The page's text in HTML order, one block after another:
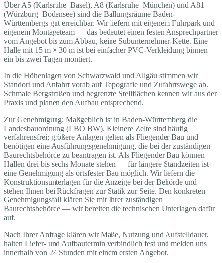
Über A5 (Karlsruhe–Basel), A8 (Karlsruhe–München) und A81
(Würzburg–Bodensee) sind die Ballungsräume Baden-
Württembergs gut erreichbar. Wir liefern mit eigenem Fuhrpark und
eigenem Montageteam — das bedeutet einen festen Ansprechpartner
vom Angebot bis zum Abbau, keine Subunternehmer-Kette. Eine
Halle mit 15 m × 30 m ist bei einfacher PVC-Verkleidung binnen
ein bis zwei Tagen montiert.
In die Höhenlagen von Schwarzwald und Allgäu stimmen wir
Standort und Anfahrt vorab auf Topografie und Zufahrtswege ab.
Schmale Bergstraßen und begrenzte Stellflächen kennen wir aus der
Praxis und planen den Aufbau entsprechend.
Zur Genehmigung: Maßgeblich ist in Baden-Württemberg die
Landesbauordnung (LBO BW). Kleinere Zelte sind häufig
verfahrensfrei; größere Anlagen gelten als Fliegender Bau und
benötigen eine Ausführungsgenehmigung, die bei der zuständigen
Baurechtsbehörde zu beantragen ist. Als Fliegender Bau können
Hallen drei bis sechs Monate stehen — für längere Standzeiten ist
eine Genehmigung als ortsfester Bau möglich. Wir liefern die
Konstruktionsunterlagen für die Anzeige bei der Behörde und
stehen Ihnen bei Rückfragen zur Statik zur Seite. Den konkreten
Genehmigungsfall klären Sie mit Ihrer zuständigen
Baurechtsbehörde — wir bereiten die technischen Unterlagen dafür
auf.
Nach Ihrer Anfrage klären wir Maße, Nutzung und Aufstelldauer,
halten Liefer- und Aufbautermin verbindlich fest und melden uns
innerhalb von 24 Stunden mit einem ersten Angebot.